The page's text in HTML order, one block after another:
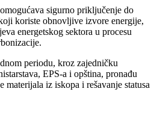
sigurno priključenje do
koriste obnovljive izvore energije,
energetskog sektora u procesu
periodu, kroz zajedničku
EPS-a i opština, pronađu
materijala iz iskopa i rešavanje statusa